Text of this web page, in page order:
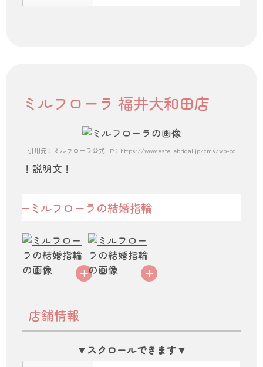
ミルフローラ 福井大和田店
引用元：ミルフローラ公式HP：https://www.estellebridal.jp/cms/wp-content/
！説明文！
ミルフローラの結婚指輪
店舗情報